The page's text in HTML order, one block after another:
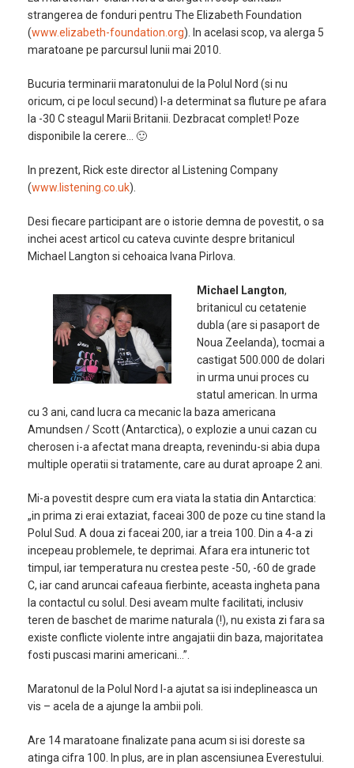
strangerea de fonduri pentru The Elizabeth Foundation
(www.elizabeth-foundation.org). In acelasi scop, va alerga 5
maratoane pe parcursul lunii mai 2010.
Bucuria terminarii maratonului de la Polul Nord (si nu
oricum, ci pe locul secund) l-a determinat sa fluture pe afara
la -30 C steagul Marii Britanii. Dezbracat complet! Poze
disponibile la cerere… 🙂
In prezent, Rick este director al Listening Company
(www.listening.co.uk).
Desi fiecare participant are o istorie demna de povestit, o sa
inchei acest articol cu cateva cuvinte despre britanicul
Michael Langton si cehoaica Ivana Pirlova.
Michael Langton,
britanicul cu cetatenie
dubla (are si pasaport de
Noua Zeelanda), tocmai a
castigat 500.000 de dolari
in urma unui proces cu
statul american. In urma
cu 3 ani, cand lucra ca mecanic la baza americana
Amundsen / Scott (Antarctica), o explozie a unui cazan cu
cherosen i-a afectat mana dreapta, revenindu-si abia dupa
multiple operatii si tratamente, care au durat aproape 2 ani.
Mi-a povestit despre cum era viata la statia din Antarctica:
„in prima zi erai extaziat, faceai 300 de poze cu tine stand la
Polul Sud. A doua zi faceai 200, iar a treia 100. Din a 4-a zi
incepeau problemele, te deprimai. Afara era intuneric tot
timpul, iar temperatura nu crestea peste -50, -60 de grade
C, iar cand aruncai cafeaua fierbinte, aceasta ingheta pana
la contactul cu solul. Desi aveam multe facilitati, inclusiv
teren de baschet de marime naturala (!), nu exista zi fara sa
existe conflicte violente intre angajatii din baza, majoritatea
fosti puscasi marini americani…”.
Maratonul de la Polul Nord l-a ajutat sa isi indeplineasca un
vis – acela de a ajunge la ambii poli.
Are 14 maratoane finalizate pana acum si isi doreste sa
atinga cifra 100. In plus, are in plan ascensiunea Everestului.